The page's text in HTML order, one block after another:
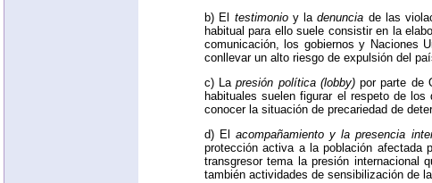
b) El testimonioy ladenuncia de las
habitual para ello suele consistir en la
comunicación, los gobiernos y Naciones
conllevar un alto riesgo de expulsión del
c) Lapresión política (lobby)por parte de
habituales suelen figurar el respeto de
conocer la situación de precariedad de
d) Elacompañamiento y la presencia
protección activa a la población afectada
transgresor tema la presión internacional
también actividades de sensibilización de